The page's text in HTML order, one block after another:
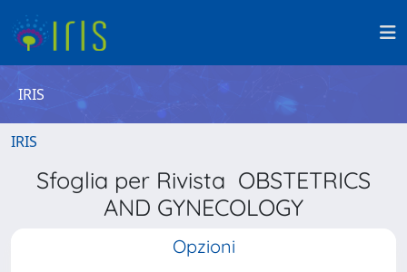
IRIS
IRIS
Sfoglia per Rivista OBSTETRICS
AND GYNECOLOGY
Opzioni